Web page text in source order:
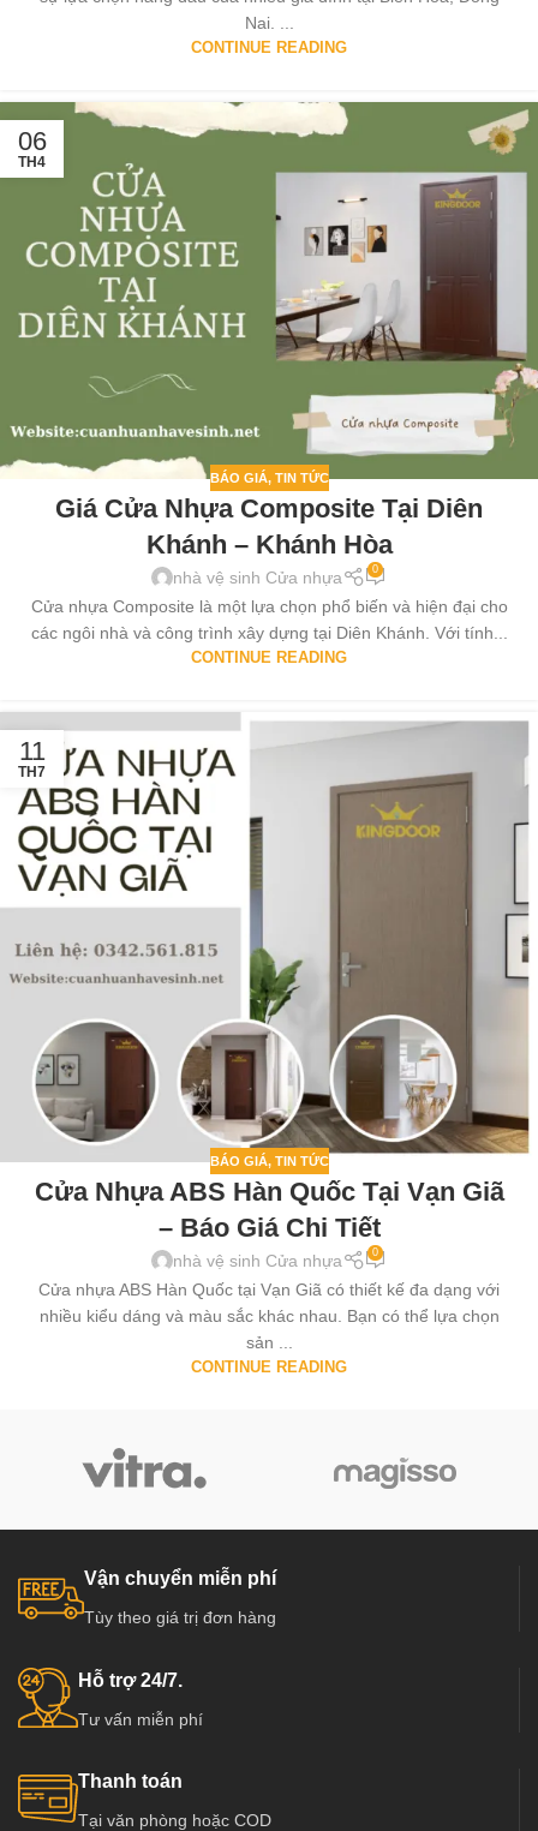
Nai. ...
CONTINUE READING
06
TH4
BÁO GIÁ, TIN TỨC
Giá Cửa Nhựa Composite Tại Diên
Khánh – Khánh Hòa
nhà vệ sinh Cửa nhựa 0
Cửa nhựa Composite là một lựa chọn phổ biến và hiện đại cho
các ngôi nhà và công trình xây dựng tại Diên Khánh. Với tính...
CONTINUE READING
11
TH7
BÁO GIÁ, TIN TỨC
Cửa Nhựa ABS Hàn Quốc Tại Vạn Giã
– Báo Giá Chi Tiết
nhà vệ sinh Cửa nhựa 0
Cửa nhựa ABS Hàn Quốc tại Vạn Giã có thiết kế đa dạng với
nhiều kiểu dáng và màu sắc khác nhau. Bạn có thể lựa chọn
sản ...
CONTINUE READING
Vận chuyển miễn phí
Tùy theo giá trị đơn hàng
Hỗ trợ 24/7.
Tư vấn miễn phí
Thanh toán
Tại văn phòng hoặc COD